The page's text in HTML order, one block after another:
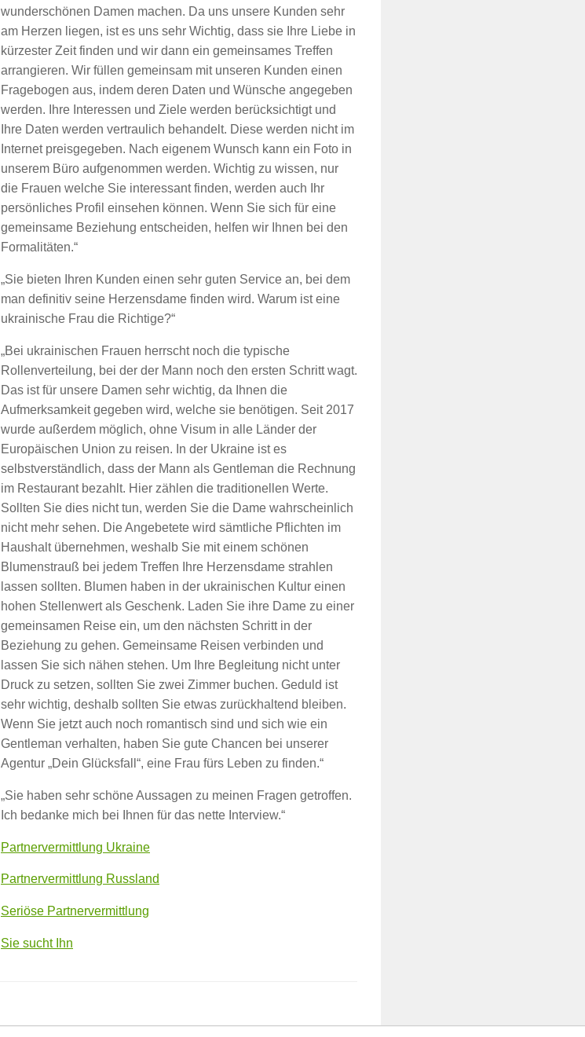
wunderschönen Damen machen. Da uns unsere Kunden sehr
am Herzen liegen, ist es uns sehr Wichtig, dass sie Ihre Liebe in
kürzester Zeit finden und wir dann ein gemeinsames Treffen
arrangieren. Wir füllen gemeinsam mit unseren Kunden einen
Fragebogen aus, indem deren Daten und Wünsche angegeben
werden. Ihre Interessen und Ziele werden berücksichtigt und
Ihre Daten werden vertraulich behandelt. Diese werden nicht im
Internet preisgegeben. Nach eigenem Wunsch kann ein Foto in
unserem Büro aufgenommen werden. Wichtig zu wissen, nur
die Frauen welche Sie interessant finden, werden auch Ihr
persönliches Profil einsehen können. Wenn Sie sich für eine
gemeinsame Beziehung entscheiden, helfen wir Ihnen bei den
Formalitäten.“
„Sie bieten Ihren Kunden einen sehr guten Service an, bei dem
man definitiv seine Herzensdame finden wird. Warum ist eine
ukrainische Frau die Richtige?“
„Bei ukrainischen Frauen herrscht noch die typische
Rollenverteilung, bei der der Mann noch den ersten Schritt wagt.
Das ist für unsere Damen sehr wichtig, da Ihnen die
Aufmerksamkeit gegeben wird, welche sie benötigen. Seit 2017
wurde außerdem möglich, ohne Visum in alle Länder der
Europäischen Union zu reisen. In der Ukraine ist es
selbstverständlich, dass der Mann als Gentleman die Rechnung
im Restaurant bezahlt. Hier zählen die traditionellen Werte.
Sollten Sie dies nicht tun, werden Sie die Dame wahrscheinlich
nicht mehr sehen. Die Angebetete wird sämtliche Pflichten im
Haushalt übernehmen, weshalb Sie mit einem schönen
Blumenstrauß bei jedem Treffen Ihre Herzensdame strahlen
lassen sollten. Blumen haben in der ukrainischen Kultur einen
hohen Stellenwert als Geschenk. Laden Sie ihre Dame zu einer
gemeinsamen Reise ein, um den nächsten Schritt in der
Beziehung zu gehen. Gemeinsame Reisen verbinden und
lassen Sie sich nähen stehen. Um Ihre Begleitung nicht unter
Druck zu setzen, sollten Sie zwei Zimmer buchen. Geduld ist
sehr wichtig, deshalb sollten Sie etwas zurückhaltend bleiben.
Wenn Sie jetzt auch noch romantisch sind und sich wie ein
Gentleman verhalten, haben Sie gute Chancen bei unserer
Agentur „Dein Glücksfall“, eine Frau fürs Leben zu finden.“
„Sie haben sehr schöne Aussagen zu meinen Fragen getroffen.
Ich bedanke mich bei Ihnen für das nette Interview.“
Partnervermittlung Ukraine
Partnervermittlung Russland
Seriöse Partnervermittlung
Sie sucht Ihn